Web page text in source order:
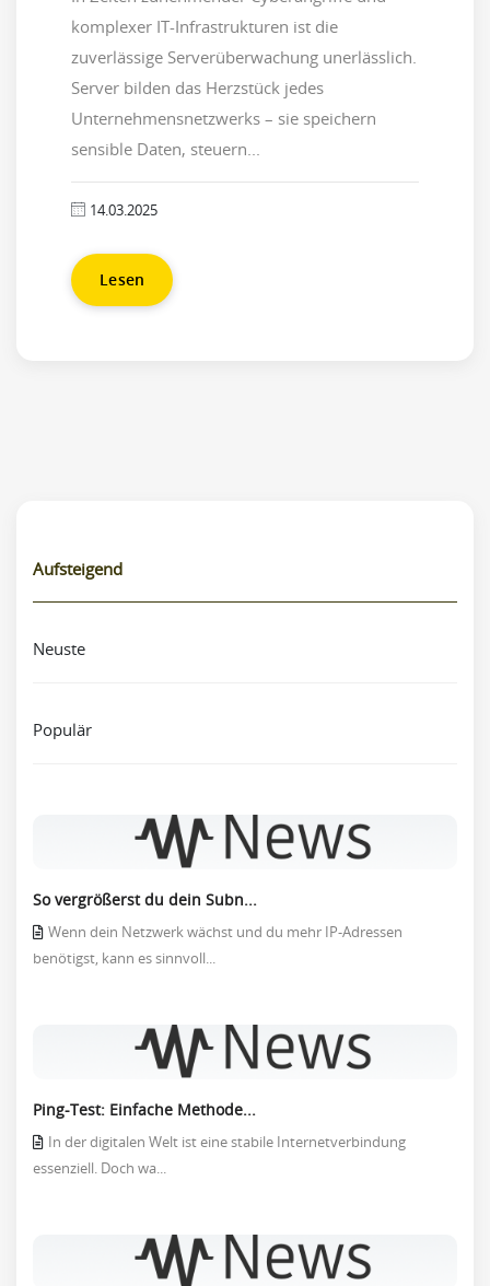
komplexer IT-Infrastrukturen ist die
zuverlässige Serverüberwachung unerlässlich.
Server bilden das Herzstück jedes
Unternehmensnetzwerks – sie speichern
sensible Daten, steuern...
14.03.2025
Lesen
Aufsteigend
Neuste
Populär
So vergrößerst du dein Subn...
Wenn dein Netzwerk wächst und du mehr IP-Adressen
benötigst, kann es sinnvoll...
Ping-Test: Einfache Methode...
In der digitalen Welt ist eine stabile Internetverbindung
essenziell. Doch wa...